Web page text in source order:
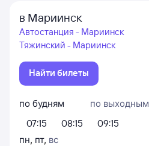
в Мариинск
Автостанция - Мариинск
Тяжинский - Мариинск
Найти билеты
по будням
07:15
08:15
по выходным
09:15
пн, пт, вс